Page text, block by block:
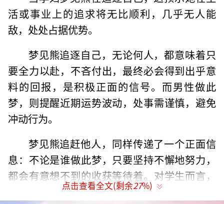
活或事业上的追求将无比顺利，几乎无人能
敌，处处占据优势。
梦见熊追逐自己，无论何人，都意味着只
要全力以赴，不吝付出，最终必会得到出乎意
料的回报，是积极正面的信号。而男性做此
梦，则提醒近期运势波动，处事需谨慎，避免
冲动行为。
梦见熊追赶他人，同样传递了一个正面信
息：不论是谁做此梦，只要坚持不懈地努力，
都会有意想不到的收获等待着。对学生而言，
此梦暗示考试成绩可能不尽如人意，主要因为
点击查看全文(剩余27%)